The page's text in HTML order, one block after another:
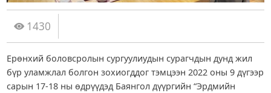
1430
Ерөнхий боловсролын сургуулиудын сурагчдын дунд жил
бүр уламжлал болгон зохиогддог тэмцээн 2022 оны 9 дүгээр
сарын 17-18 ны өдрүүдэд Баянгол дүүргийн “Эрдмийн